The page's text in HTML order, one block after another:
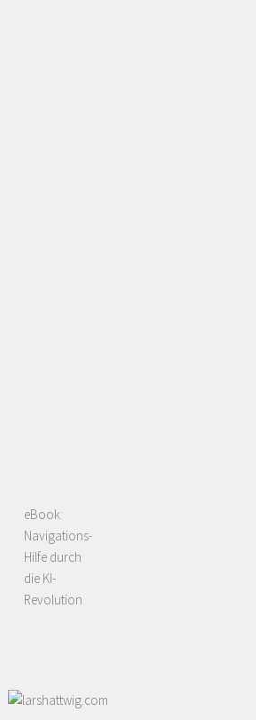
eBook:
Navigations-
Hilfe durch
die KI-
Revolution